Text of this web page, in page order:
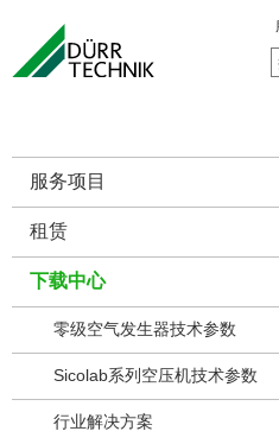
服务项目
租赁
下载中心
零级空气发生器技术参数
Sicolab系列空压机技术参数
行业解决方案